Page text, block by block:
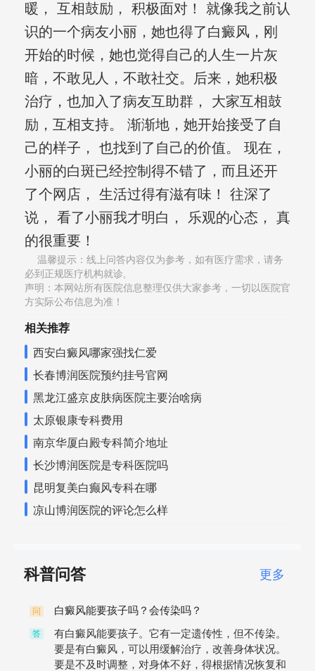
暖， 互相鼓励， 积极面对！ 就像我之前认
识的一个病友小丽，她也得了白癜风，刚
开始的时候，她也觉得自己的人生一片灰
暗，不敢见人，不敢社交。后来，她积极
治疗，也加入了病友互助群， 大家互相鼓
励，互相支持。 渐渐地，她开始接受了自
己的样子， 也找到了自己的价值。 现在，
小丽的白斑已经控制得不错了，而且还开
了个网店， 生活过得有滋有味！ 往深了
说， 看了小丽我才明白， 乐观的心态， 真
的很重要！
温馨提示：线上问答内容仅为参考，如有医疗需求，请务
必到正规医疗机构就诊,
声明：本网站所有医院信息整理仅供大家参考，一切以医院官
方实际公布信息为准！
相关推荐
西安白癜风哪家强找仁爱
长春博润医院预约挂号官网
黑龙江盛京皮肤病医院主要治啥病
太原银康专科费用
南京华厦白殿专科简介地址
长沙博润医院是专科医院吗
昆明复美白癫风专科在哪
凉山博润医院的评论怎么样
科普问答 更多
问 白癜风能要孩子吗？会传染吗？
答
有白癜风能要孩子。它有一定遗传性，但不传染。
要是有白癜风，可以用缓解治疗，改善身体状况。
要是不及时调整，对身体不好，得根据情况恢复和